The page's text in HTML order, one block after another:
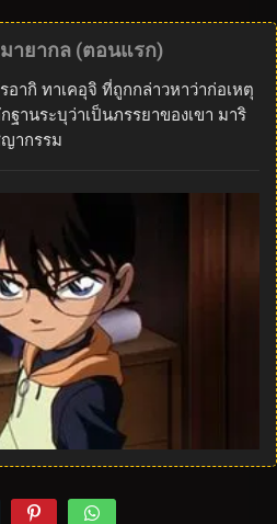
ายากล (ตอนแรก)
ากิ ทาเคอุจิ ที่ถูกกล่าวหาว่าก่อเหตุ
านระบุว่าเป็นภรรยาของเขา มาริ
ากรรม